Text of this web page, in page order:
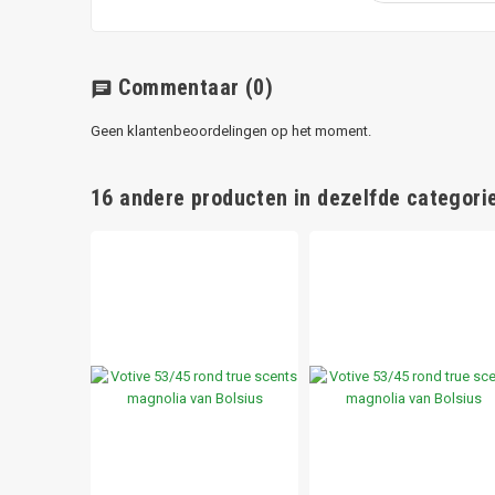
chat Commentaar (0)
Geen klantenbeoordelingen op het moment.
16 andere producten in dezelfde